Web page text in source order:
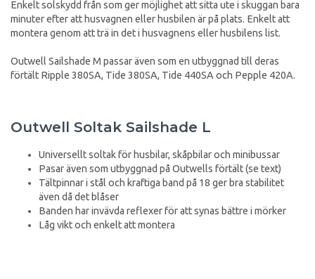
Enkelt solskydd från som ger möjlighet att sitta ute i skuggan bara
minuter efter att husvagnen eller husbilen är på plats. Enkelt att
montera genom att trä in det i husvagnens eller husbilens list.
Outwell Sailshade M passar även som en utbyggnad till deras
förtält Ripple 380SA, Tide 380SA, Tide 440SA och Pepple 420A.
Outwell Soltak Sailshade L
Universellt soltak för husbilar, skåpbilar och minibussar
Pasar även som utbyggnad på Outwells förtält (se text)
Tältpinnar i stål och kraftiga band på 18 ger bra stabilitet
även då det blåser
Banden har invävda reflexer för att synas bättre i mörker
Låg vikt och enkelt att montera